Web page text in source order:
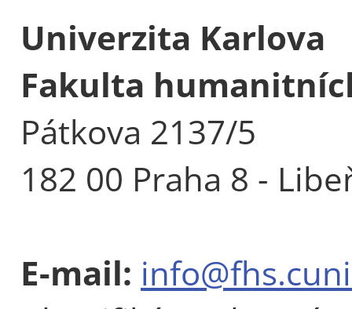
Univerzita Karlova
Fakulta
Pátkova 2137/5
182 00 Praha 8 -
E-mail: